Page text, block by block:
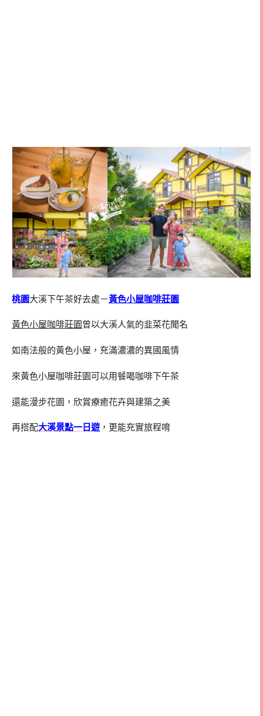
桃園大溪下午茶好去處－黃色小屋咖啡莊園
黃色小屋咖啡莊園 曾以大溪人氣的韭菜花聞名
如南法般的黃色小屋，充滿濃濃的異國風情
來黃色小屋咖啡莊園可以用餐喝咖啡下午茶
還能漫步花園，欣賞療癒花卉與建築之美
再搭配大溪景點一日遊 ，更能充實旅程唷